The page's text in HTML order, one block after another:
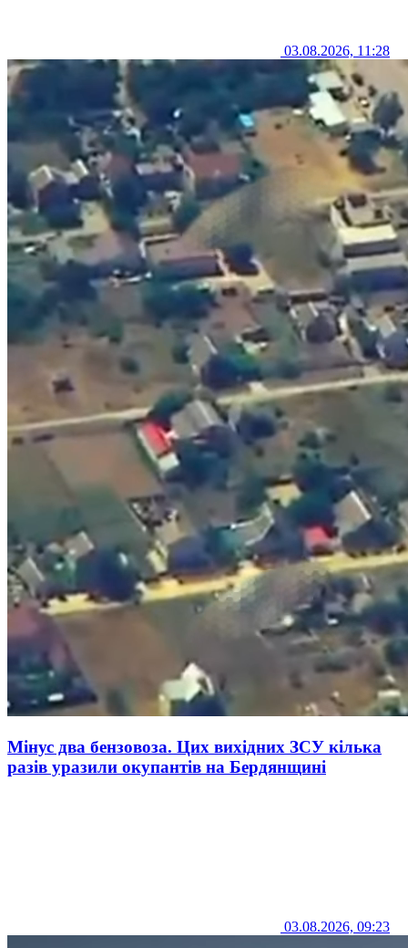
03.08.2026, 11:28
Мінус два бензовоза. Цих вихідних ЗСУ кілька
разів уразили окупантів на Бердянщині
03.08.2026, 09:23